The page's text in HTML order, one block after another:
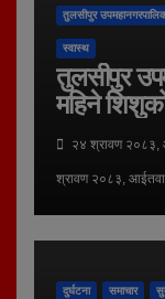
तुलसीपुर
स्वास्थ
तुलसीपुर
महिने
२४ श्रावण
श्रावण २०८३,
दुर्घटना समाचार